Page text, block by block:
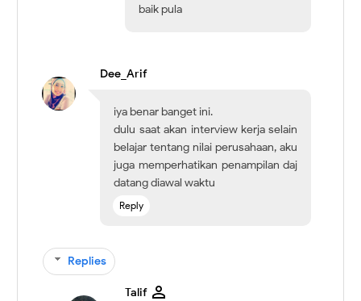
baik pula
Dee_Arif
iya benar banget ini.
dulu saat akan interview kerja selain
belajar tentang nilai perusahaan, aku
juga memperhatikan penampilan daj
datang diawal waktu
Reply
Replies
Talif